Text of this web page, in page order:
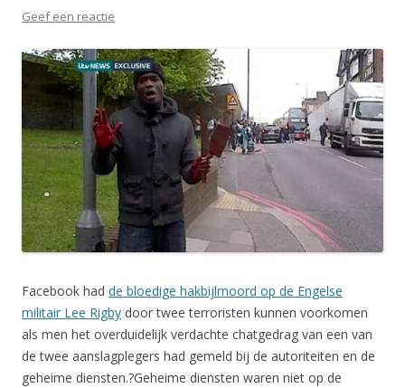
Geef een reactie
Facebook had de bloedige hakbijlmoord op de Engelse
militair Lee Rigby door twee terroristen kunnen voorkomen
als men het overduidelijk verdachte chatgedrag van een van
de twee aanslagplegers had gemeld bij de autoriteiten en de
geheime diensten.?Geheime diensten waren niet op de